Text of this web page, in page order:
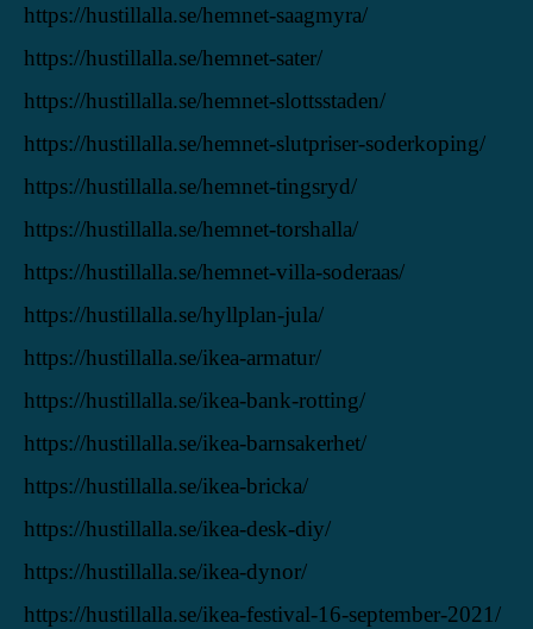
https://hustillalla.se/hemnet-saagmyra/
https://hustillalla.se/hemnet-sater/
https://hustillalla.se/hemnet-slottsstaden/
https://hustillalla.se/hemnet-slutpriser-soderkoping/
https://hustillalla.se/hemnet-tingsryd/
https://hustillalla.se/hemnet-torshalla/
https://hustillalla.se/hemnet-villa-soderaas/
https://hustillalla.se/hyllplan-jula/
https://hustillalla.se/ikea-armatur/
https://hustillalla.se/ikea-bank-rotting/
https://hustillalla.se/ikea-barnsakerhet/
https://hustillalla.se/ikea-bricka/
https://hustillalla.se/ikea-desk-diy/
https://hustillalla.se/ikea-dynor/
https://hustillalla.se/ikea-festival-16-september-2021/